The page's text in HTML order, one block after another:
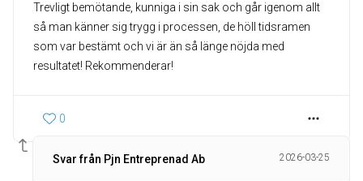
Trevligt bemötande, kunniga i sin sak och går igenom allt
så man känner sig trygg i processen, de höll tidsramen
som var bestämt och vi är än så länge nöjda med
resultatet! Rekommenderar!
0
Svar från Pjn Entreprenad Ab 2026-03-25